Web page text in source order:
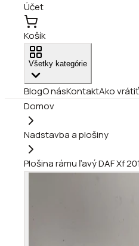
Účet
Košík
Všetky kategórie
BlogO násKontaktAko
Domov
Nadstavba a plošiny
Plošina rámu ľavý DAF Xf